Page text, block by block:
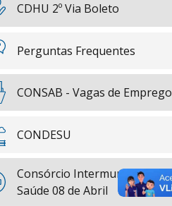
CDHU 2º Via Boleto
Perguntas Frequentes
CONSAB - Vagas de Emprego
CONDESU
Consórcio Intermunicipal de
Saúde 08 de Abril